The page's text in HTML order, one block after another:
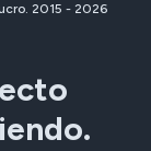
2015 - 2026